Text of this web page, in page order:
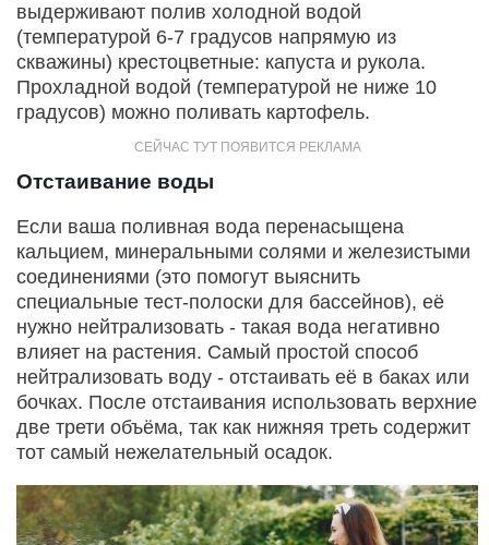
выдерживают полив холодной водой
(температурой 6-7 градусов напрямую из
скважины) крестоцветные: капуста и рукола.
Прохладной водой (температурой не ниже 10
градусов) можно поливать картофель.
Отстаивание воды
Если ваша поливная вода перенасыщена
кальцием, минеральными солями и железистыми
соединениями (это помогут выяснить
специальные тест-полоски для бассейнов), её
нужно нейтрализовать - такая вода негативно
влияет на растения. Самый простой способ
нейтрализовать воду - отстаивать её в баках или
бочках. После отстаивания использовать верхние
две трети объёма, так как нижняя треть содержит
тот самый нежелательный осадок.